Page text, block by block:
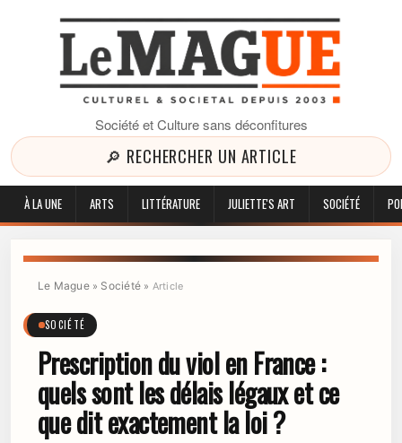
Société et Culture sans déconfitures
🔎 RECHERCHER UN ARTICLE
À LA UNE ARTS LITTÉRATURE JULIETTE'S ART SOCIÉTÉ
Le Mague» Société» Article
SOCIÉTÉ
Prescription du viol en France :
quels sont les délais légaux et ce
que dit exactement la loi ?